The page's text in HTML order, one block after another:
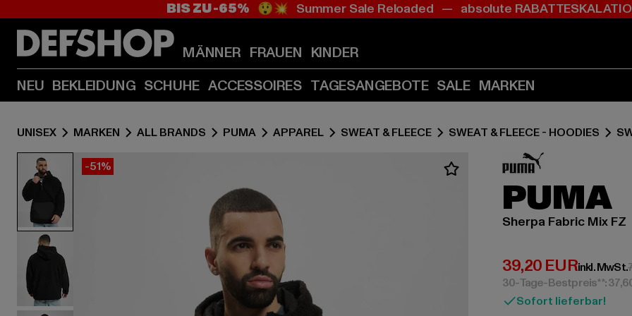
Zum
(Enter
drücken)
Zum
(Enter
drücken)
BIS ZU -65% 😲💥 Summer Sale Reloaded — absolute
MÄNNER FRAUEN KINDER
NEU BEKLEIDUNG SCHUHE ACCESSOIRES TAGESANGEBOTE SALE MARKEN
UNISEX MARKEN ALL BRANDS PUMA APPAREL SWEAT & FLEECE SWEAT & FLEECE - HOODIES
-51%
PUMA
Sherpa Fabric Mix FZ
39,20 EUR
Derzeitiger Preis:
inkl. MwSt.
30-Tage-Bestpreis**:
Sofort lieferbar!